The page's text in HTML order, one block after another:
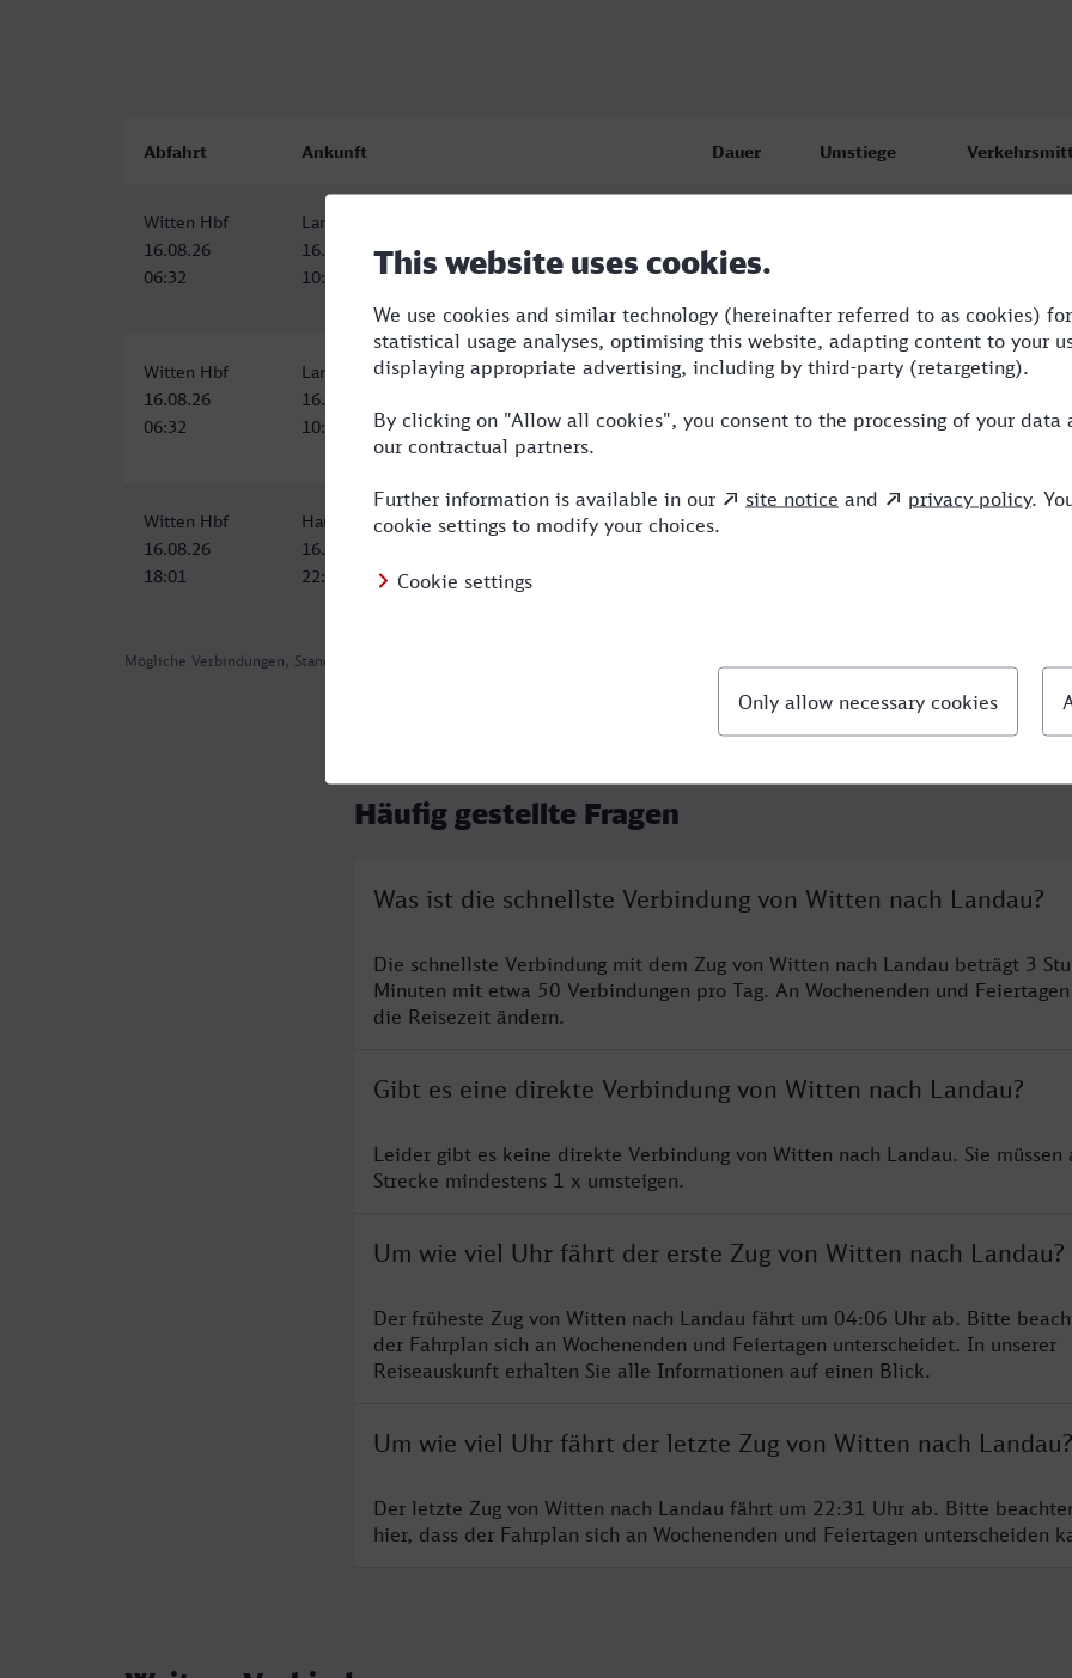
Mögliche Verbindungen, Stand: 2026-08-02 02:37
Abfahrt Ankunft Dauer Umstiege
Witten Hbf
16.08.26
06:32
Landau (Pfalz) Hbf
16.08.26
10:19
Witten Hbf
16.08.26
06:32
Landau (Pfalz) Hbf
16.08.26
10:19
3:47 3 RB,RE,ICE
Witten Hbf
16.08.26
18:01
Hauptbahnhof, Landau in der Pfalz
16.08.26
22:51
4:50
Häufig gestellte Fragen
Was ist die schnellste Verbindung von Witten nach Landau?
Die schnellste Verbindung mit dem Zug von Witten nach Landau beträgt 3
Minuten mit etwa 50 Verbindungen pro Tag. An Wochenenden und
die Reisezeit ändern.
Gibt es eine direkte Verbindung von Witten nach Landau?
Leider gibt es keine direkte Verbindung von Witten nach Landau. Sie müssen
Strecke mindestens 1 x umsteigen.
Um wie viel Uhr fährt der erste Zug von Witten nach Landau?
Der früheste Zug von Witten nach Landau fährt um 04:06 Uhr ab. Bitte
der Fahrplan sich an Wochenenden und Feiertagen unterscheidet. In unserer
Reiseauskunft erhalten Sie alle Informationen auf einen Blick.
Um wie viel Uhr fährt der letzte Zug von Witten nach Landau?
Der letzte Zug von Witten nach Landau fährt um 22:31 Uhr ab. Bitte
hier, dass der Fahrplan sich an Wochenenden und Feiertagen unterscheiden